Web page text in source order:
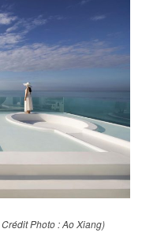
Crédit Photo : Ao Xiang)